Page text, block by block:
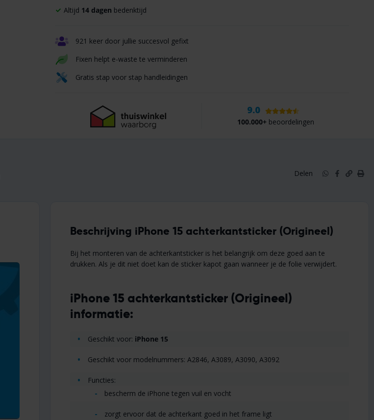
Altijd 14 dagen bedenktijd
921 keer door jullie succesvol gefixt
Fixen helpt e-waste te verminderen
Gratis stap voor stap handleidingen
9.0
100.000+ beoordelingen
Delen
Beschrijving iPhone 15 achterkantsticker (Origineel)
Bij het monteren van de achterkantsticker is het belangrijk om deze goed aan te
drukken. Als je dit niet doet kan de sticker kapot gaan wanneer je de folie verwijdert.
iPhone 15 achterkantsticker (Origineel)
informatie:
Geschikt voor: iPhone 15
Geschikt voor modelnummers: A2846, A3089, A3090, A3092
Functies:
bescherm de iPhone tegen vuil en vocht
zorgt ervoor dat de achterkant goed in het frame ligt